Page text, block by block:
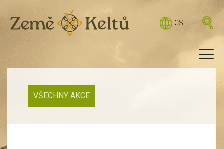
CS
VŠECHNY AKCE